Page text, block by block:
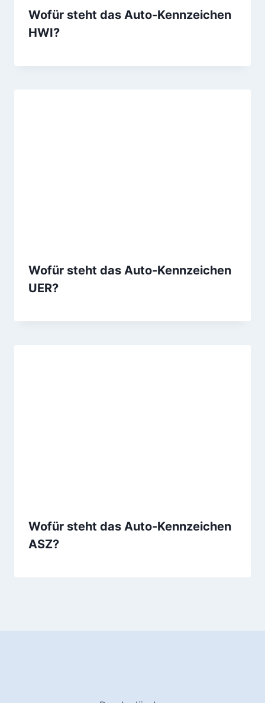
Wofür steht das Auto-Kennzeichen
HWI?
Wofür steht das Auto-Kennzeichen
UER?
Wofür steht das Auto-Kennzeichen
ASZ?